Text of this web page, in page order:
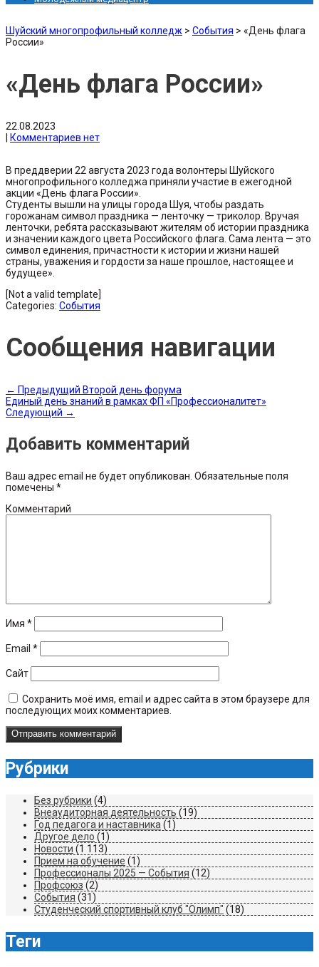
Шуйский многопрофильный колледж > События > «День флага
России»
«День флага России»
22.08.2023
Комментариев нет
В преддверии 22 августа 2023 года волонтеры Шуйского
многопрофильного колледжа приняли участие в ежегодной
акции «День флага России».
Студенты вышли на улицы города Шуя, чтобы раздать
горожанам символ праздника — ленточку — триколор. Вручая
ленточки, ребята рассказывают жителям об истории праздника
и значении каждого цвета Российского флага. Сама лента — это
символ единения, причастности к истории и жизни нашей
страны, уважения и гордости за наше прошлое, настоящее и
будущее».
[Not a valid template]
Categories: События
Сообщения навигации
← Предыдущий Второй день форума
Единый день знаний в рамках ФП «Профессионалитет»
Следующий →
Добавить комментарий
Ваш адрес email не будет опубликован. Обязательные поля
помечены *
Комментарий
Имя *
Email *
Сайт
Сохранить моё имя, email и адрес сайта в этом браузере для
последующих моих комментариев.
Рубрики
Без рубрики (4)
Внеаудиторная деятельность (19)
Год педагога и наставника (1)
Другое дело (1)
Новости (1 113)
Прием на обучение (1)
Профессионалы 2025 — События (12)
Профсоюз (2)
События (31)
Студенческий спортивный клуб "Олимп" (18)
Теги